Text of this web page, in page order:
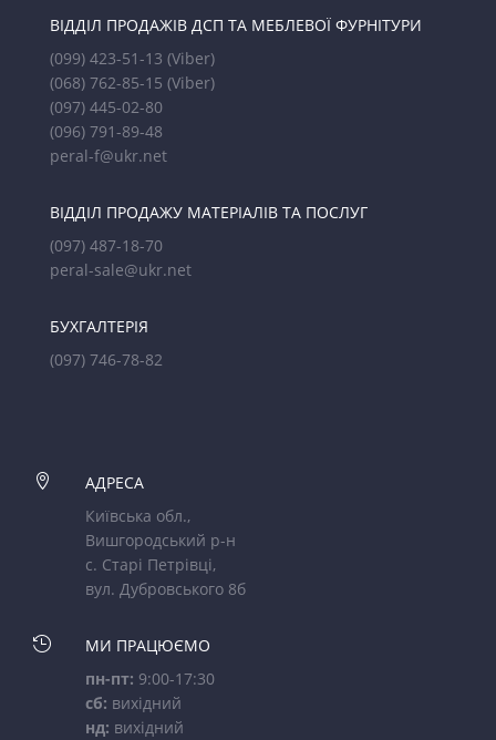
ВІДДІЛ ПРОДАЖІВ ДСП ТА МЕБЛЕВОЇ ФУРНІТУРИ
(099) 423-51-13 (Viber)
(068) 762-85-15 (Viber)
(097) 445-02-80
(096) 791-89-48
peral-f@ukr.net
ВІДДІЛ ПРОДАЖУ МАТЕРІАЛІВ ТА ПОСЛУГ
(097) 487-18-70
peral-sale@ukr.net
БУХГАЛТЕРІЯ
(097) 746-78-82

АДРЕСА
Київська обл.,
Вишгородський р-н
с. Старі Петрівці,
вул. Дубровського 8б

МИ ПРАЦЮЄМО
пн-пт: 9:00-17:30
сб: вихідний
нд: вихідний